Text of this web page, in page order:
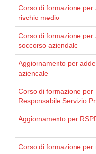
Corso di formazione per
rischio medio
Corso di formazione per
soccorso aziendale
Aggiornamento per
aziendale
Corso di formazione per
Responsabile Servizio
Aggiornamento per
Corso di formazione per